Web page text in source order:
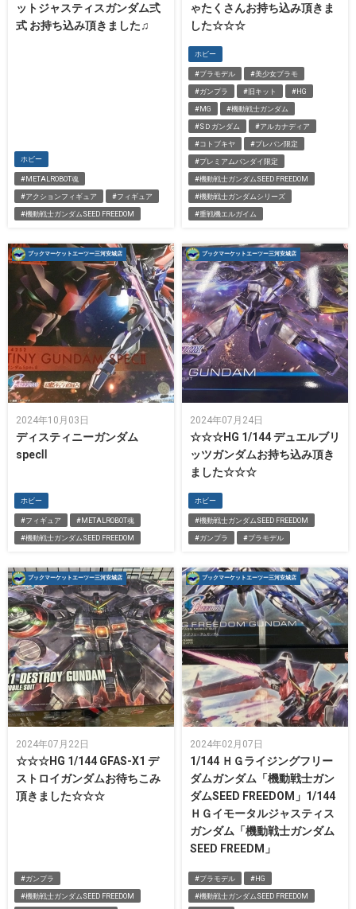
ットジャスティスガンダム弍
式 お持ち込み頂きました♫
ホビー
#METALROBOT魂
#アクションフィギュア #フィギュア
#機動戦士ガンダムSEED FREEDOM
ゃたくさんお持ち込み頂きま
した☆☆☆
ホビー
#プラモデル #美少女プラモ
#ガンプラ #旧キット #HG
#MG #機動戦士ガンダム
#SＤガンダム #アルカナディア
#コトブキヤ #プレバン限定
#プレミアムバンダイ限定
#機動戦士ガンダムSEED FREEDOM
#機動戦士ガンダムシリーズ
#重戦機エルガイム
ブックマーケットエーツー三河安城店
2024年10月03日
ディスティニーガンダム
specⅡ
ホビー
#フィギュア #METALROBOT魂
#機動戦士ガンダムSEED FREEDOM
ブックマーケットエーツー三河安城店
2024年07月24日
☆☆☆HG 1/144 デュエルブリ
ッツガンダムお持ち込み頂き
ました☆☆☆
ホビー
#機動戦士ガンダムSEED FREEDOM
#ガンプラ #プラモデル
ブックマーケットエーツー三河安城店
2024年07月22日
☆☆☆HG 1/144 GFAS-X1 デ
ストロイガンダムお待ちこみ
頂きました☆☆☆
#ガンプラ
#機動戦士ガンダムSEED FREEDOM
ブックマーケットエーツー三河安城店
2024年02月07日
1/144 ＨＧライジングフリー
ダムガンダム「機動戦士ガン
ダムSEED FREEDOM」1/144
ＨＧイモータルジャスティス
ガンダム「機動戦士ガンダム
SEED FREEDM」
#プラモデル #HG
#機動戦士ガンダムSEED FREEDOM